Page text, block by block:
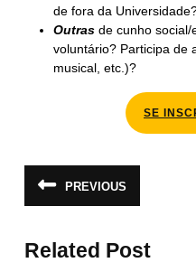
de fora da
Outras de cunho
voluntário? Participa de
musical, etc.)?
SE
Navegação
de
PREVIOUS
anterior:
Related Post